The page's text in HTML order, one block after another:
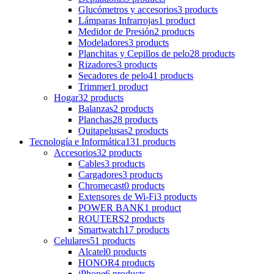
Glucómetros y accesorios3 products
Lámparas Infrarrojas1 product
Medidor de Presión2 products
Modeladores3 products
Planchitas y Cepillos de pelo28 products
Rizadores3 products
Secadores de pelo41 products
Trimmer1 product
Hogar32 products
Balanzas2 products
Planchas28 products
Quitapelusas2 products
Tecnología e Informática131 products
Accesorios32 products
Cables3 products
Cargadores3 products
Chromecast0 products
Extensores de Wi-Fi3 products
POWER BANK1 product
ROUTERS2 products
Smartwatch17 products
Celulares51 products
Alcatel0 products
HONOR4 products